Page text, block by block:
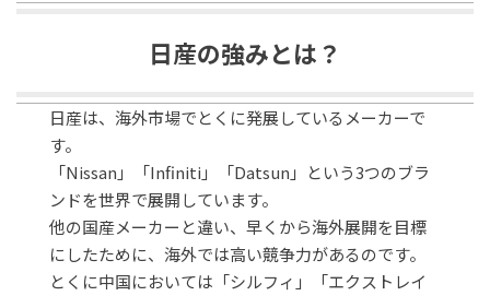
日産の強みとは？
日産は、海外市場でとくに発展しているメーカーで
す。
「Nissan」「Infiniti」「Datsun」という3つのブラ
ンドを世界で展開しています。
他の国産メーカーと違い、早くから海外展開を目標
にしたために、海外では高い競争力があるのです。
とくに中国においては「シルフィ」「エクストレイ